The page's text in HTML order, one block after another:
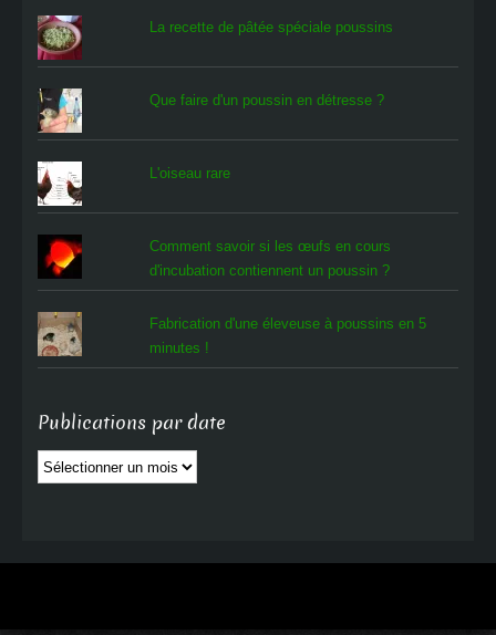
La recette de pâtée spéciale poussins
Que faire d'un poussin en détresse ?
L'oiseau rare
Comment savoir si les œufs en cours
d'incubation contiennent un poussin ?
Fabrication d'une éleveuse à poussins en 5
minutes !
Publications par date
Publications
par